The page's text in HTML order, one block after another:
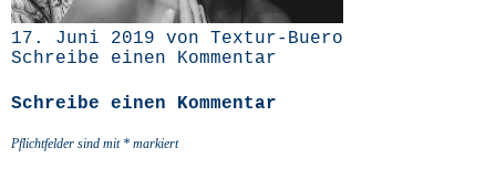
17. Juni 2019 von Textur-Buero
Schreibe einen Kommentar
Schreibe einen Kommentar
Pflichtfelder sind mit * markiert